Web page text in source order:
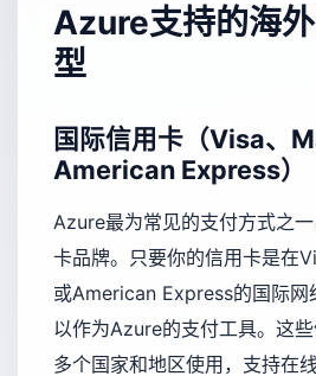
Azure支持的海
型
国际信用卡（Visa、
American Express）
Azure最为常见的支付方式之
卡品牌。只要你的信用卡是在
或American Express的国际网
以作为Azure的支付工具。这
多个国家和地区使用，支持在